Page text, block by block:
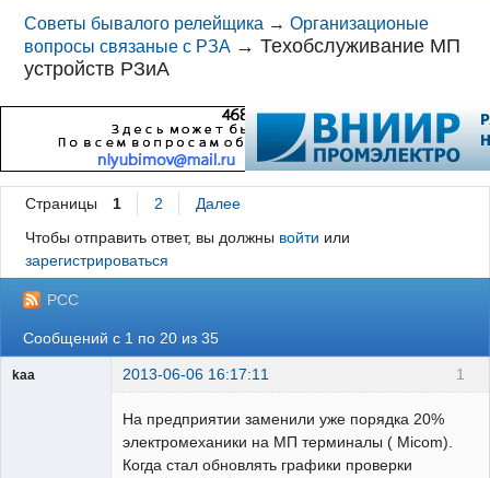
Советы бывалого релейщика →Организационые
вопросы связаные с РЗА →Техобслуживание МП
устройств РЗиА
Страницы 1 2
Далее
Чтобы отправить ответ, вы должны войти или
зарегистрироваться
РСС
Сообщений с 1 по 20 из 35
1
kaa 2013-06-06 16:17:11
На предприятии заменили уже порядка 20%
электромеханики на МП терминалы ( Micom).
Когда стал обновлять графики проверки